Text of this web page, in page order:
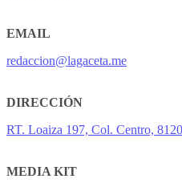
EMAIL
redaccion@lagaceta.me
DIRECCIÓN
RT. Loaiza 197, Col. Centro,
MEDIA KIT